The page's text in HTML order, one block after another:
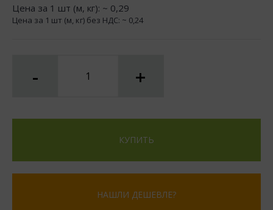
Цена за 1 шт (м, кг): ~ 0,29
Цена за 1 шт (м, кг) без НДС: ~ 0,24
- +
КУПИТЬ
НАШЛИ ДЕШЕВЛЕ?